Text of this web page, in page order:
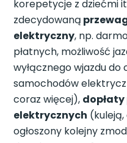
korepetycje z dziećmi
zdecydowaną
elektryczny, np.
płatnych, możliwość
wyłącznego wjazdu
samochodów
coraz więcej),
elektrycznych (kuleją,
ogłoszony kolejny